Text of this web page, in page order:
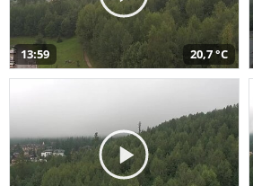
13:59 20,7 °C